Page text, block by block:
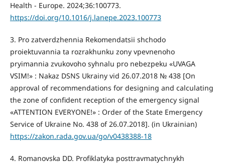
Health - Europe. 2024;36:100773.
https://doi.org/10.1016/j.lanepe.2023.100773
3. Pro zatverdzhennia Rekomendatsii shchodo
proiektuvannia ta rozrakhunku zony vpevnenoho
pryimannia zvukovoho syhnalu pro nebezpeku «UVAGA
VSIM!» : Nakaz DSNS Ukrainy vid 26.07.2018 № 438 [On
approval of recommendations for designing and calculating
the zone of confident reception of the emergency signal
«ATTENTION EVERYONE!» : Order of the State Emergency
Service of Ukraine No. 438 of 26.07.2018]. (in Ukrainian)
https://zakon.rada.gov.ua/go/v0438388-18
4. Romanovska DD. Profiklatyka posttravmatychnykh